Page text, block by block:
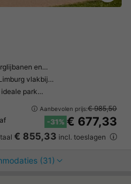
en…
vlakbij…
ideale park…
Aanbevolen prijs:€ 985,50
-31% € 677,33
€ 855,33 incl. toeslagen
(31)